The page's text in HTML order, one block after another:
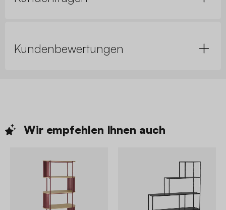
Kundenbewertungen
Wir empfehlen Ihnen auch